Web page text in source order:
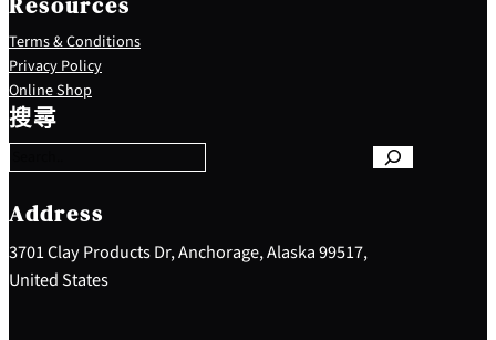
Terms & Conditions
Privacy Policy
Online Shop
搜尋
S
e
a
c
h
Address
3701 Clay Products Dr, Anchorage, Alaska 99517,
United States